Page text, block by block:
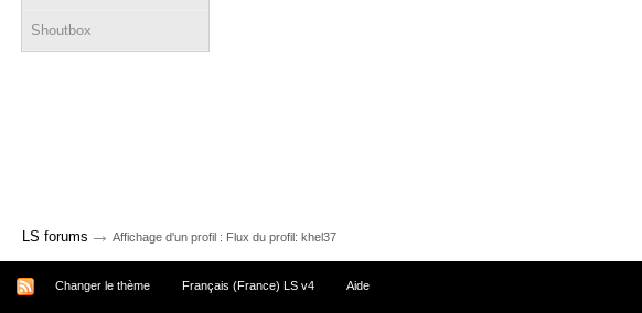
Shoutbox
LS forums → Affichage d'un profil : Flux du profil: khel37
Changer le thème Français (France) LS v4 Aide